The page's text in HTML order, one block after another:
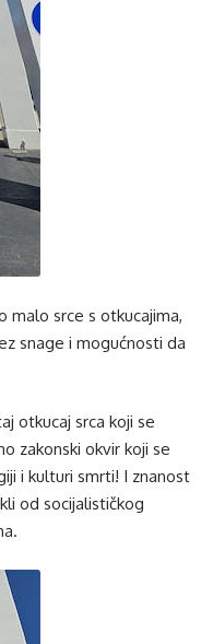
malo srce s otkucajima,
snage i mogućnosti da
otkucaj srca koji se
zakonski okvir koji se
i kulturi smrti! I znanost
od socijalističkog